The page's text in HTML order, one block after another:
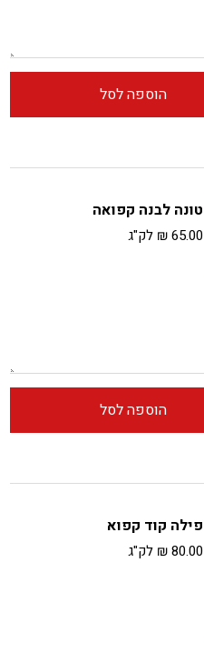
הוספה לסל
טונה לבנה קפואה
₪65.00 לק"ג
הוספה לסל
פילה קוד קפוא
₪80.00 לק"ג